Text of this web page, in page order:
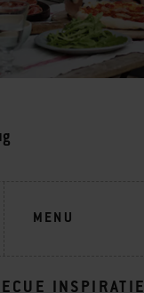
MENU
INSPIRATIE